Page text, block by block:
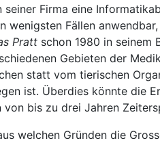
seiner Firma eine
wenigsten Fällen
Pratt schon 1980 in seinem
Gebieten der
statt vom tierischen
ist. Überdies könnte die
bis zu drei Jahren
welchen Gründen die